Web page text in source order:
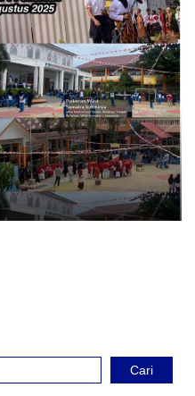
Cari